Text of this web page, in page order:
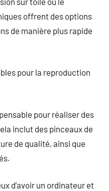
offrent des options
de manière plus rapide
pour la reproduction
pour réaliser des
inclut des pinceaux de
de qualité, ainsi que
d’avoir un ordinateur et